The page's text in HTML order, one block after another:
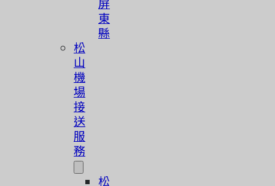
東
縣
松
山
機
場
接
送
服
務
松